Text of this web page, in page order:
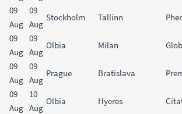
09
Aug
09
Aug
Stockholm Tallinn
09
Aug
09
Aug
Olbia Milan
09
Aug
09
Aug
Prague Bratislava
09
Aug
10
Aug
Olbia Hyeres